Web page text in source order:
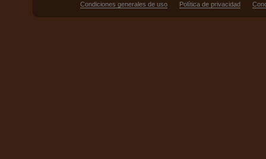
Condiciones generales de uso Política de privacidad